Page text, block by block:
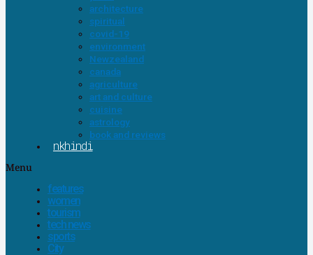
architecture
spiritual
covid-19
environment
Newzealand
canada
agriculture
art and culture
cuisine
astrology
book and reviews
nkhindi
Menu
features
women
tourism
tech news
sports
City